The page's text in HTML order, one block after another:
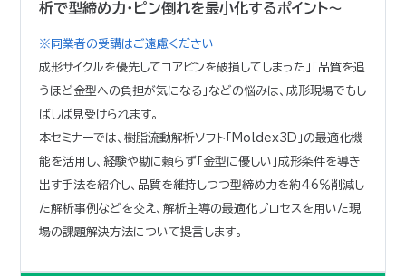
析で型締め力・ピン倒れを最小化するポイント〜
※同業者の受講はご遠慮ください
成形サイクルを優先してコアピンを破損してしまった」「品質を追
うほど金型への負担が気になる」などの悩みは、成形現場でもし
ばしば見受けられます。
本セミナーでは、樹脂流動解析ソフト「Moldex3D」の最適化機
能を活用し、経験や勘に頼らず「金型に優しい」成形条件を導き
出す手法を紹介し、品質を維持しつつ型締め力を約46％削減し
た解析事例などを交え、解析主導の最適化プロセスを用いた現
場の課題解決方法について提言します。